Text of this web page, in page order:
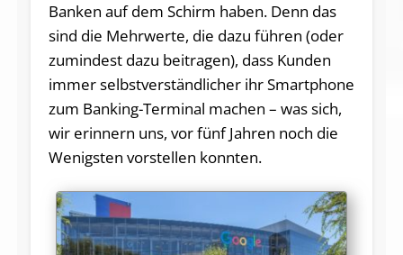
Banken auf dem Schirm haben. Denn das
sind die Mehrwerte, die dazu führen (oder
zumindest dazu beitragen), dass Kunden
immer selbstverständlicher ihr Smartphone
zum Banking-Terminal machen – was sich,
wir erinnern uns, vor fünf Jahren noch die
Wenigsten vorstellen konnten.